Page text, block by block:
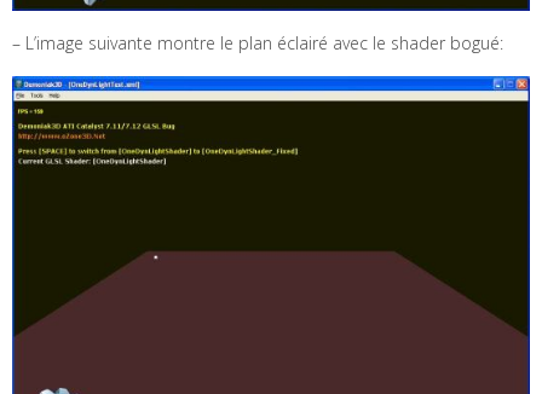
– L’image suivante montre le plan éclairé avec le shader bogué: